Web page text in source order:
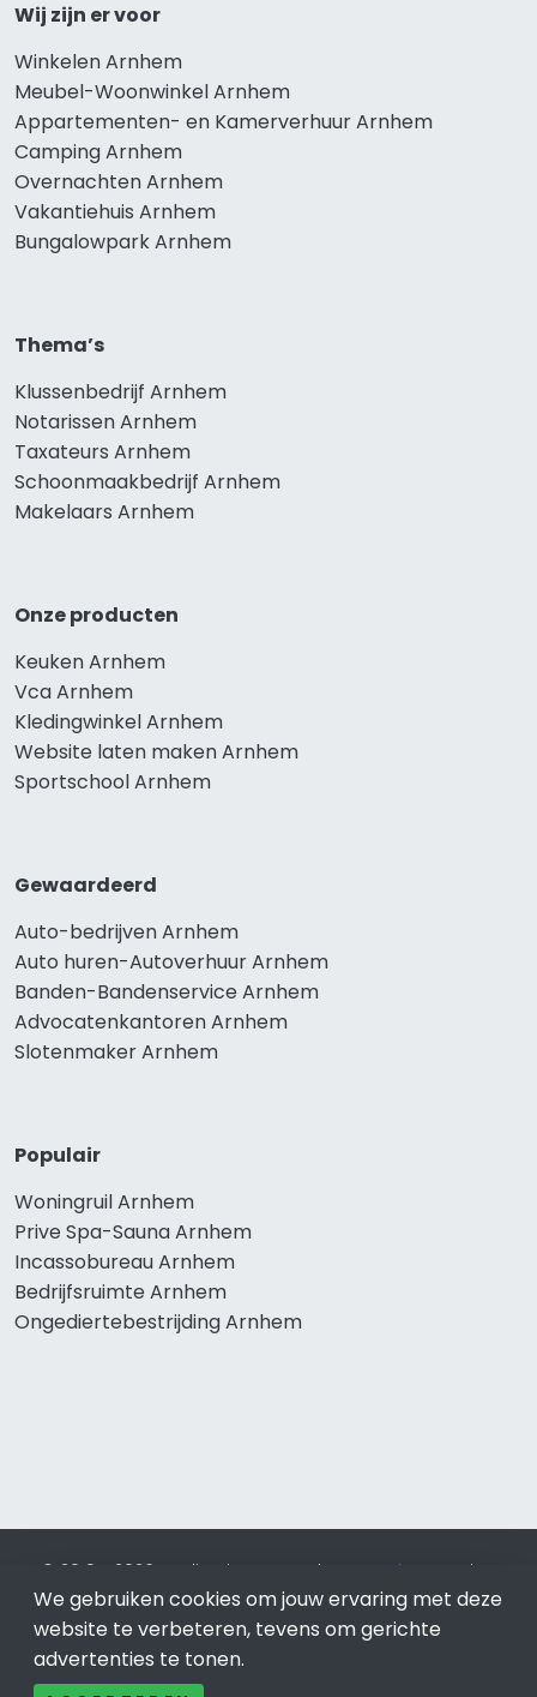
Wij zijn er voor
Winkelen Arnhem
Meubel-Woonwinkel Arnhem
Appartementen- en Kamerverhuur Arnhem
Camping Arnhem
Overnachten Arnhem
Vakantiehuis Arnhem
Bungalowpark Arnhem
Thema’s
Klussenbedrijf Arnhem
Notarissen Arnhem
Taxateurs Arnhem
Schoonmaakbedrijf Arnhem
Makelaars Arnhem
Onze producten
Keuken Arnhem
Vca Arnhem
Kledingwinkel Arnhem
Website laten maken Arnhem
Sportschool Arnhem
Gewaardeerd
Auto-bedrijven Arnhem
Auto huren-Autoverhuur Arnhem
Banden-Bandenservice Arnhem
Advocatenkantoren Arnhem
Slotenmaker Arnhem
Populair
Woningruil Arnhem
Prive Spa-Sauna Arnhem
Incassobureau Arnhem
Bedrijfsruimte Arnhem
Ongediertebestrijding Arnhem
© 2019 - 2026 Realisatie en SEO door SEO-bureau
Lion
Internet. Betaal alleen voor bewezen resultaten?SEO
optimalisatie No Cure No Pay.Arnhemis onderdeel van Lion
Internet.
We gebruiken cookies om jouw ervaring met deze
website te verbeteren, tevens om gerichte
advertenties te tonen.